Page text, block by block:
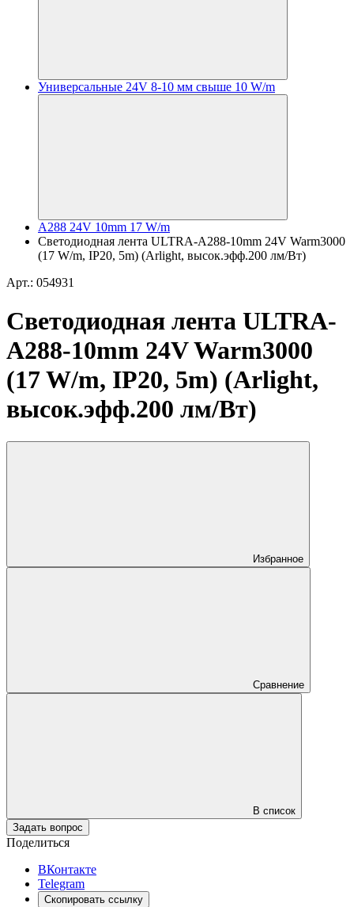
Универсальные 24V 8-10 мм свыше 10 W/m
A288 24V 10mm 17 W/m
Светодиодная лента ULTRA-A288-10mm 24V Warm3000
(17 W/m, IP20, 5m) (Arlight, высок.эфф.200 лм/Вт)
Арт.: 054931
Светодиодная лента ULTRA-
A288-10mm 24V Warm3000
(17 W/m, IP20, 5m) (Arlight,
высок.эфф.200 лм/Вт)
Избранное
Сравнение
В список
Задать вопрос
Поделиться
ВКонтакте
Telegram
Скопировать ссылку